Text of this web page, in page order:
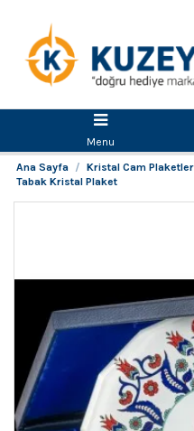
Menu
Ana Sayfa
Kristal Cam Plaketler
Tabak Kristal Plaket